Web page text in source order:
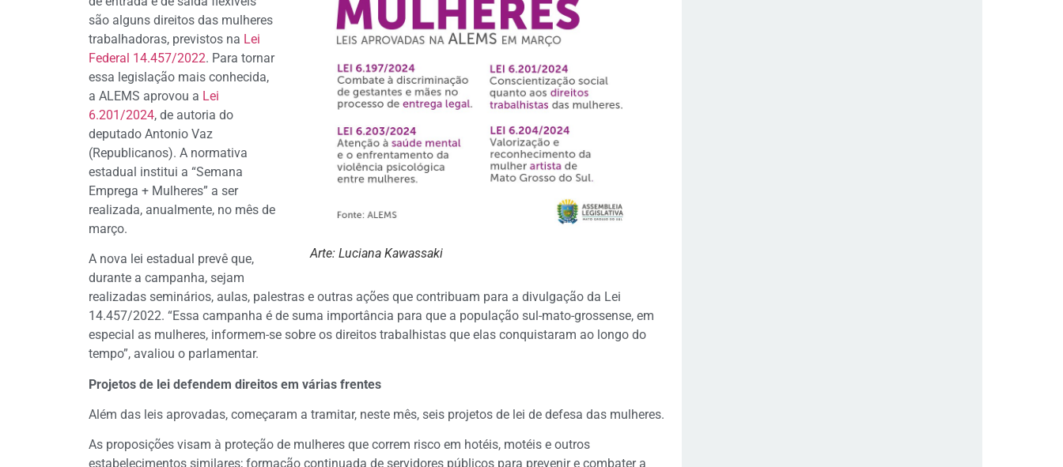
Arte: Luciana Kawassaki
são alguns direitos das mulheres
trabalhadoras, previstos na Lei
Federal 14.457/2022. Para tornar
essa legislação mais conhecida,
a ALEMS aprovou a Lei
6.201/2024, de autoria do
deputado Antonio Vaz
(Republicanos). A normativa
estadual institui a “Semana
Emprega + Mulheres” a ser
realizada, anualmente, no mês de
março.
A nova lei estadual prevê que,
durante a campanha, sejam
realizadas seminários, aulas, palestras e outras ações que contribuam para a divulgação da Lei
14.457/2022. “Essa campanha é de suma importância para que a população sul-mato-grossense, em
especial as mulheres, informem-se sobre os direitos trabalhistas que elas conquistaram ao longo do
tempo”, avaliou o parlamentar.
Projetos de lei defendem direitos em várias frentes
Além das leis aprovadas, começaram a tramitar, neste mês, seis projetos de lei de defesa das mulheres.
As proposições visam à proteção de mulheres que correm risco em hotéis, motéis e outros
estabelecimentos similares; formação continuada de servidores públicos para prevenir e combater a